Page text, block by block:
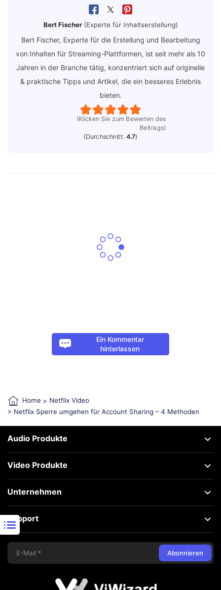
Bert Fischer (Experte für Inhaltserstellung)
Bert Fischer, Experte für die Erstellung und Bearbeitung
von Inhalten für Streaming-Plattformen, ist seit mehr als 10
Jahren in der Branche tätig, konzentriert sich auf originelle
& praktische Tipps und Artikel, die ein besseres Erlebnis
bieten.
(Klicken Sie zum Bewerten des
Beitrags)
(Durchschnitt: 4.7)
Ein Kommentar
hinterlassen
Home > Netflix Video
> Netflix Sperre umgehen für Account Sharing – 4 Methoden
Audio Produkte
Video Produkte
Unternehmen
Support
Abonnieren